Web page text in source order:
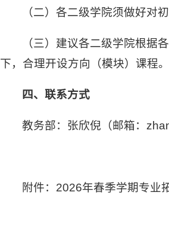
（二）各二级学院须做好对
（三）建议各二级学院根据
下，合理开设方向（模块）课程。
四、联系方式
教务部：张欣倪（邮箱：
附件：2026年春季学期专业